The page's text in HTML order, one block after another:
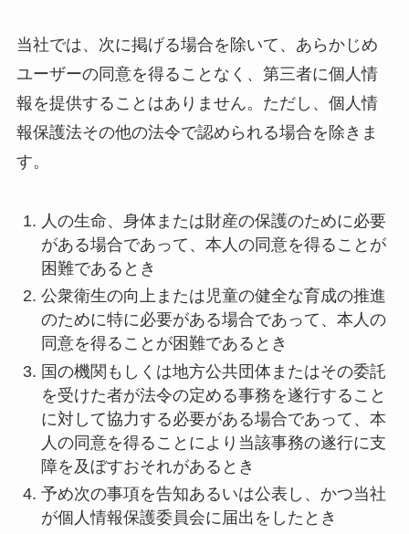
当社では、次に掲げる場合を除いて、あらかじめ
ユーザーの同意を得ることなく、第三者に個人情
報を提供することはありません。ただし、個人情
報保護法その他の法令で認められる場合を除きま
す。
人の生命、身体または財産の保護のために必要
がある場合であって、本人の同意を得ることが
困難であるとき
公衆衛生の向上または児童の健全な育成の推進
のために特に必要がある場合であって、本人の
同意を得ることが困難であるとき
国の機関もしくは地方公共団体またはその委託
を受けた者が法令の定める事務を遂行すること
に対して協力する必要がある場合であって、本
人の同意を得ることにより当該事務の遂行に支
障を及ぼすおそれがあるとき
予め次の事項を告知あるいは公表し、かつ当社
が個人情報保護委員会に届出をしたとき